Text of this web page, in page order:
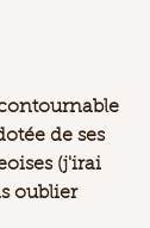
de ses
(j'irai
oublier